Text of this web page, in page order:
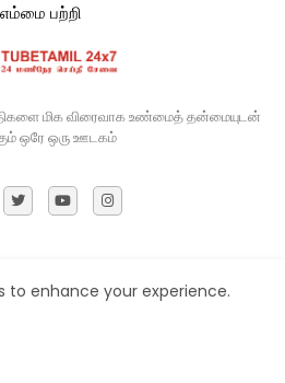
எம்மை பற்றி
மிக விரைவாக உண்மைத் தன்மையுடன்
ஒரே ஒரு ஊடகம்​
Contact us Privacy Policy
to enhance your experience.